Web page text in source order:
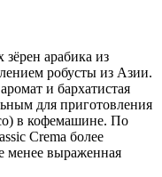
арабика из
робусты из Азии.
и бархатистая
для приготовления
в кофемашине. По
Crema более
менее выраженная